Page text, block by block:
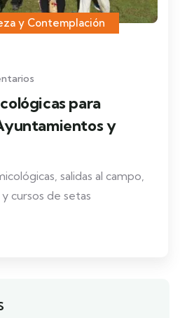
y Contemplación
para
y
salidas al campo,
cursos de setas